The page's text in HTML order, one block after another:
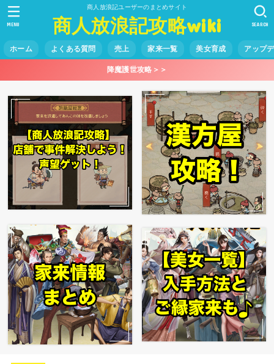
商人放浪記ユーザーのまとめサイト
商人放浪記攻略wiki
ホーム よくある質問 売上 家来一覧 美女育成 アップ
SEARCH
MENU
降魔護世攻略＞＞